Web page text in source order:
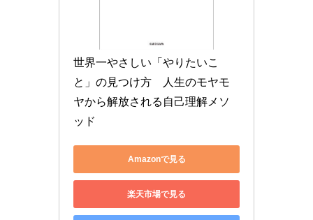
世界一やさしい「やりたいこ
と」の見つけ方　人生のモヤモ
ヤから解放される自己理解メソ
ッド
Amazonで見る
楽天市場で見る